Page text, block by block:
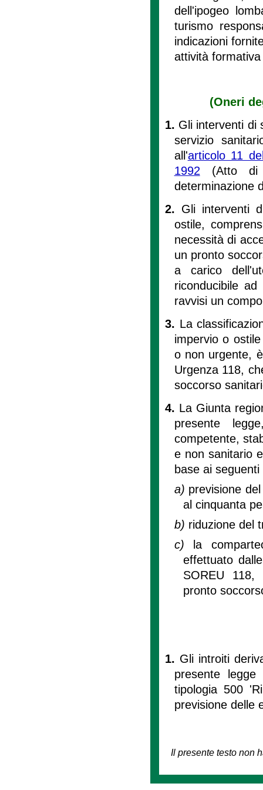
dell'ipogeo
turismo
indicazioni
attività
(Oneri
1. Gli interventi di
servizio
all'articolo 11
1992 (Atto di
determinazione
2. Gli interventi
ostile,
necessità di
un pronto
a carico
riconducibile
ravvisi un
3. La
impervio o
o non urgente,
Urgenza 118,
soccorso
4. La Giunta
presente
competente,
e non sanitario
base ai
a) previsione
al cinquanta
b) riduzione del
c)
la
effettuato
SOREU 118,
pronto
1. Gli introiti
presente
tipologia 500
previsione delle
Il presente testo non